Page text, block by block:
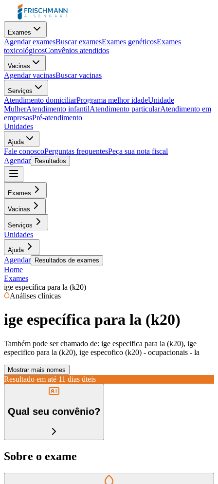
Exames
Agendar examesBuscar examesExames genéticosExames
toxicológicosConvênios atendidos
Vacinas
Agendar vacinasBuscar vacinas
Serviços
Atendimento domiciliarPrograma melhor idadeUnidade
MulherAtendimento infantilAtendimento particularAtendimento em
empresasPré-atendimento
Unidades
Ajuda
Fale conoscoPerguntas frequentesPeça sua nota fiscal
Agendar
Resultados
Exames
Vacinas
Serviços
Unidades
Ajuda
Agendar Resultados de exames
Home
Exames
ige específica para la (k20)
Análises clínicas
ige específica para la (k20)
Também pode ser chamado de: ige especifica para la (k20), ige
especifico para la (k20), ige especofico (k20) - ocupacionais - la
Mostrar mais nomes
Resultado em até 11 dias úteis
Qual seu convênio?
Sobre o exame